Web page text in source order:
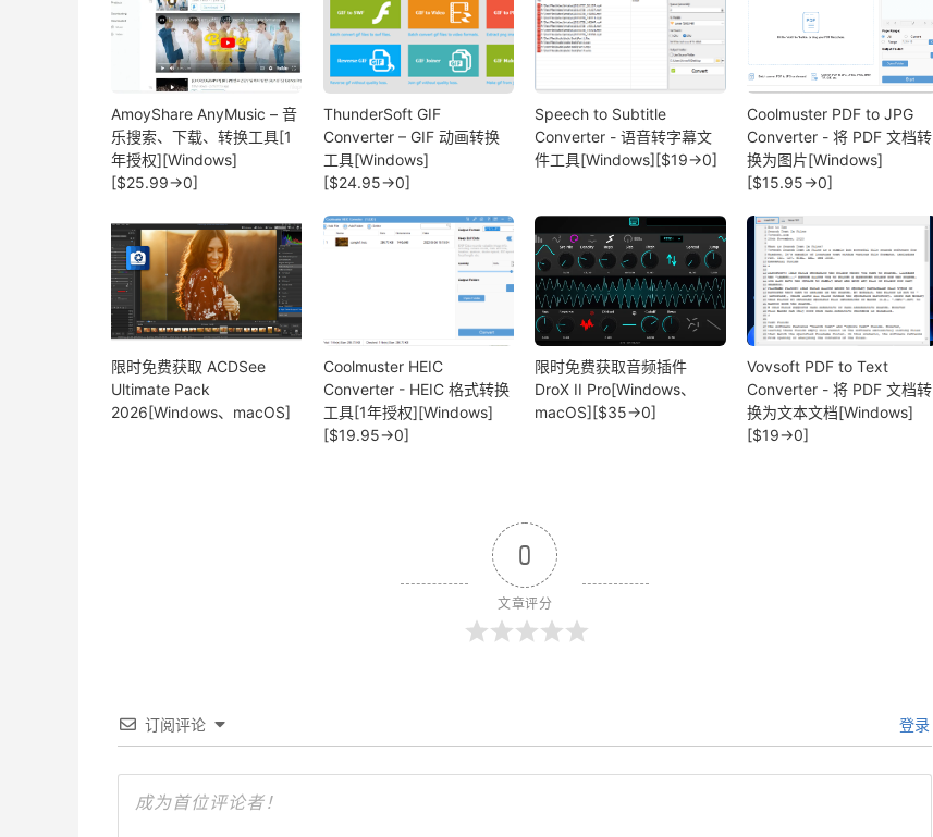
AmoyShare AnyMusic – 音
乐搜索、下载、转换工具[1
年授权][Windows]
[$25.99→0]
ThunderSoft GIF
Converter – GIF 动画转换
工具[Windows]
[$24.95→0]
Speech to Subtitle
Converter - 语音转字幕文
件工具[Windows][$19→0]
Coolmuster PDF to JPG
Converter - 将 PDF 文档转
换为图片[Windows]
[$15.95→0]
限时免费获取 ACDSee
Ultimate Pack
2026[Windows、macOS]
Coolmuster HEIC
Converter - HEIC 格式转换
工具[1年授权][Windows]
[$19.95→0]
限时免费获取音频插件
DroX II Pro[Windows、
macOS][$35→0]
Vovsoft PDF to Text
Converter - 将 PDF 文档转
换为文本文档[Windows]
[$19→0]
0
文章评分
订阅评论 登录